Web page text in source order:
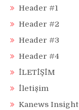
Header #1
Header #2
Header #3
Header #4
İLETİŞİM
İletişim
Kanews Insight